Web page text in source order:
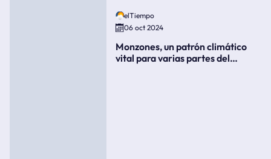
elTiempo
06 oct 2024
Monzones, un patrón climático
vital para varias partes del